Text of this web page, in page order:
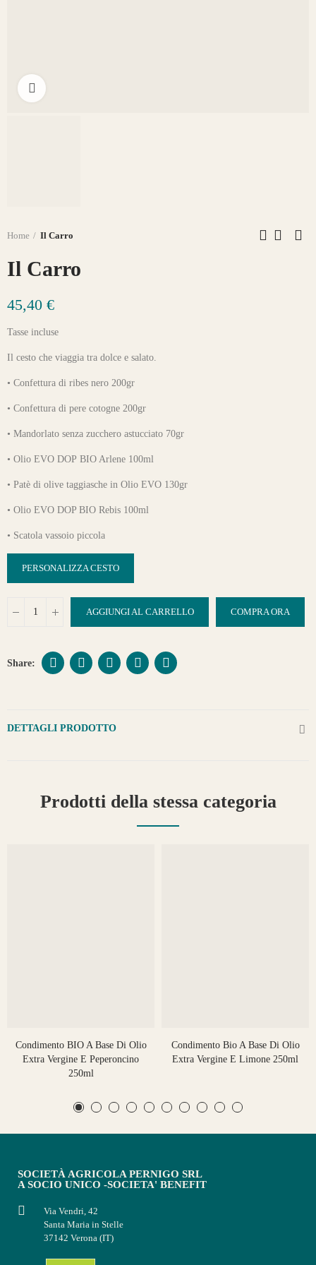
Home Il Carro
Il Carro
45,40 €
Tasse incluse
Il cesto che viaggia tra dolce e salato.
• Confettura di ribes nero 200gr
• Confettura di pere cotogne 200gr
• Mandorlato senza zucchero astucciato 70gr
• Olio EVO DOP BIO Arlene 100ml
• Patè di olive taggiasche in Olio EVO 130gr
• Olio EVO DOP BIO Rebis 100ml
• Scatola vassoio piccola
PERSONALIZZA CESTO
AGGIUNGI AL CARRELLO COMPRA ORA
DETTAGLI PRODOTTO
Prodotti della stessa categoria
Condimento BIO A Base Di Olio
Extra Vergine E Peperoncino
250ml
Condimento Bio A Base Di Olio
Extra Vergine E Limone 250ml
SOCIETÀ AGRICOLA PERNIGO SRL
A SOCIO UNICO -SOCIETA' BENEFIT
Via Vendri, 42
Santa Maria in Stelle
37142 Verona (IT)